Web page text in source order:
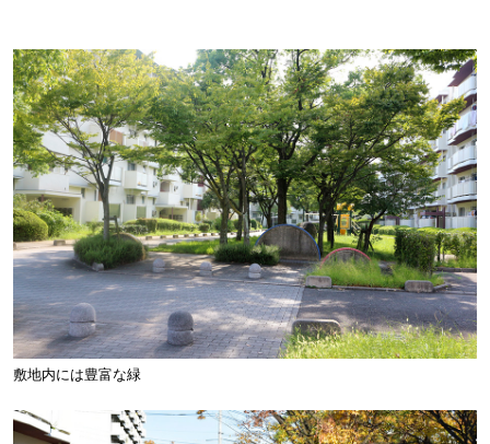
敷地内には豊富な緑